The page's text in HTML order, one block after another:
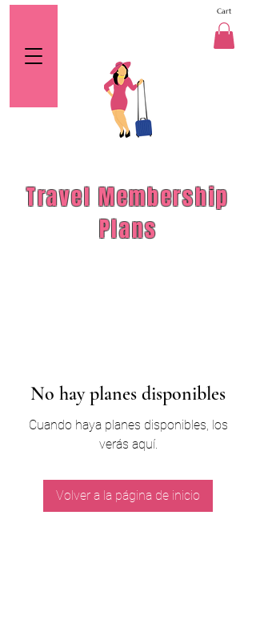
Cart
Travel Membership
Plans
No hay planes disponibles
Cuando haya planes disponibles, los
verás aquí.
Volver a la página de inicio